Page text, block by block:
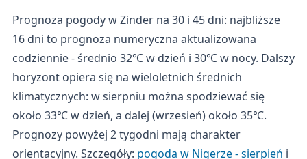
Prognoza pogody w Zinder na 30 i 45 dni: najbliższe
16 dni to prognoza numeryczna aktualizowana
codziennie - średnio 32℃ w dzień i 30℃ w nocy. Dalszy
horyzont opiera się na wieloletnich średnich
klimatycznych: w sierpniu można spodziewać się
około 33℃ w dzień, a dalej (wrzesień) około 35℃.
Prognozy powyżej 2 tygodni mają charakter
orientacyjny. Szczegóły: pogoda w Nigerze - sierpień i